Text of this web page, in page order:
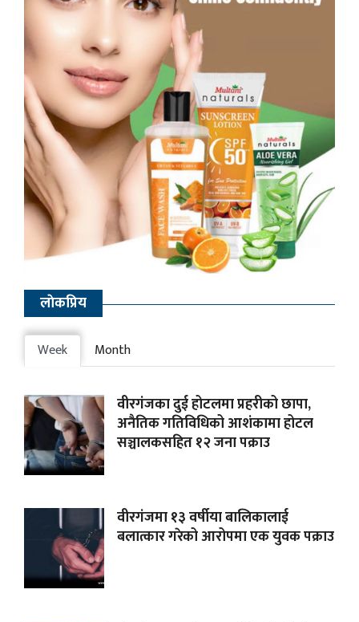
लाेकप्रिय
Week Month
वीरगंजका दुई होटलमा प्रहरीको छापा,
अनैतिक गतिविधिको आशंकामा होटल
सञ्चालकसहित १२ जना पक्राउ
वीरगंजमा १३ वर्षीया बालिकालाई
बलात्कार गरेको आरोपमा एक युवक पक्राउ